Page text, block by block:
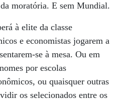
moratória. E sem Mundial.
à elite da classe
e economistas jogarem a
se à mesa. Ou em
por escolas
ou quaisquer outras
os selecionados entre os